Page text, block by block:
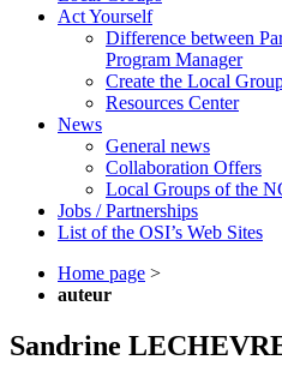
Act Yourself
Difference between
Program Manager
Create the Local
Resources Center
News
General news
Collaboration Offers
Local Groups of the
Jobs / Partnerships
List of the OSI’s Web Sites
Home page >
auteur
Sandrine